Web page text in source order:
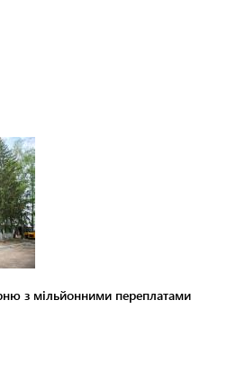
з мільйонними переплатами